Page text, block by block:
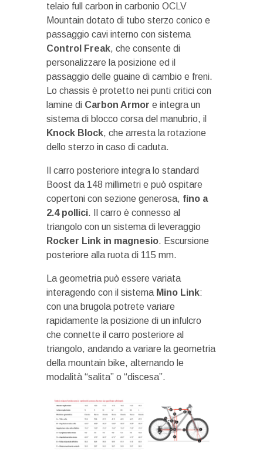
telaio full carbon in carbonio OCLV
Mountain dotato di tubo sterzo conico e
passaggio cavi interno con sistema
Control Freak, che consente di
personalizzare la posizione ed il
passaggio delle guaine di cambio e freni.
Lo chassis è protetto nei punti critici con
lamine di Carbon Armor e integra un
sistema di blocco corsa del manubrio, il
Knock Block, che arresta la rotazione
dello sterzo in caso di caduta.
Il carro posteriore integra lo standard
Boost da 148 millimetri e può ospitare
copertoni con sezione generosa, fino a
2.4 pollici. Il carro è connesso al
triangolo con un sistema di leveraggio
Rocker Link in magnesio. Escursione
posteriore alla ruota di 115 mm.
La geometria può essere variata
interagendo con il sistema Mino Link:
con una brugola potrete variare
rapidamente la posizione di un infulcro
che connette il carro posteriore al
triangolo, andando a variare la geometria
della mountain bike, alternando le
modalità “salita” o “discesa”.